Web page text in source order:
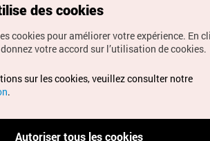
National du Tourisme en Corée.
et demandes de renseignements,
à
des cookies
cookies pour améliorer votre expérience. En
donnez votre accord sur l’utilisation de cookies.
sur les cookies, veuillez consulter notre
.
Autoriser tous les cookies